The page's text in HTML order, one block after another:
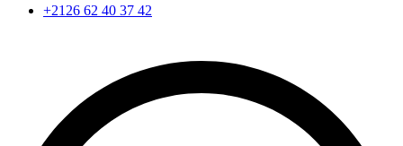
+2126 62 40 37 42